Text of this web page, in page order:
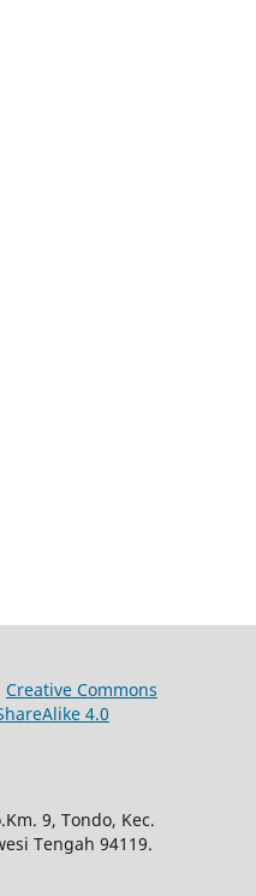
Creative Commons
4.0
9, Tondo, Kec.
Tengah 94119.